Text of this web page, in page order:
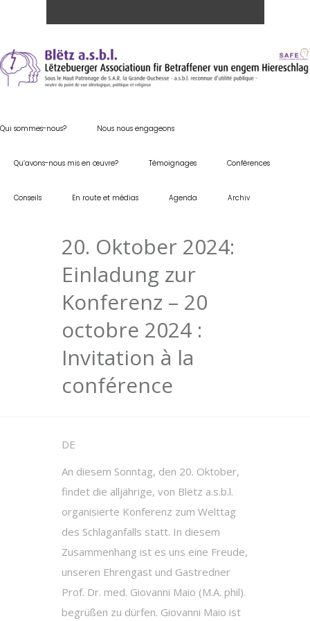
Qui sommes-nous? Nous nous engageons
Qu’avons-nous mis en œuvre? Témoignages Conférences
Conseils En route et médias Agenda Archiv
20. Oktober 2024:
Einladung zur
Konferenz – 20
octobre 2024 :
Invitation à la
conférence
DE
An diesem Sonntag, den 20. Oktober,
findet die alljährige, von Blëtz a.s.b.l.
organisierte Konferenz zum Welttag
des Schlaganfalls statt. In diesem
Zusammenhang ist es uns eine Freude,
unseren Ehrengast und Gastredner
Prof. Dr. med. Giovanni Maio (M.A. phil).
begrüßen zu dürfen. Giovanni Maio ist